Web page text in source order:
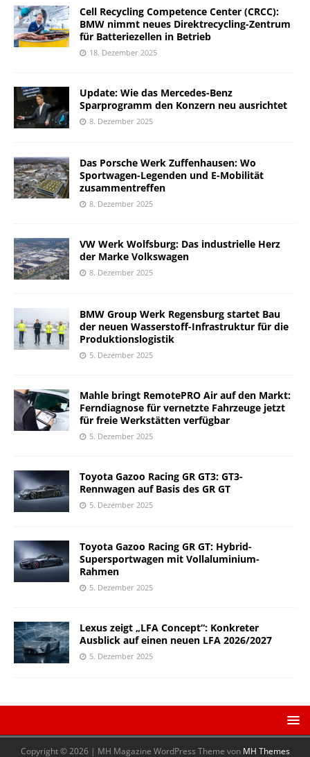
Cell Recycling Competence Center (CRCC):
BMW nimmt neues Direktrecycling-Zentrum
für Batteriezellen in Betrieb
18. Dezember 2025
Update: Wie das Mercedes-Benz
Sparprogramm den Konzern neu ausrichtet
8. Dezember 2025
Das Porsche Werk Zuffenhausen: Wo
Sportwagen-Legenden und E-Mobilität
zusammentreffen
8. Dezember 2025
VW Werk Wolfsburg: Das industrielle Herz
der Marke Volkswagen
8. Dezember 2025
BMW Group Werk Regensburg startet Bau
der neuen Wasserstoff-Infrastruktur für die
Produktionslogistik
5. Dezember 2025
Mahle bringt RemotePRO Air auf den Markt:
Ferndiagnose für vernetzte Fahrzeuge jetzt
für freie Werkstätten verfügbar
5. Dezember 2025
Toyota Gazoo Racing GR GT3: GT3-
Rennwagen auf Basis des GR GT
5. Dezember 2025
Toyota Gazoo Racing GR GT: Hybrid-
Supersportwagen mit Vollaluminium-
Rahmen
5. Dezember 2025
Lexus zeigt „LFA Concept“: Konkreter
Ausblick auf einen neuen LFA 2026/2027
5. Dezember 2025
Copyright © 2026 | MH Magazine WordPress Theme von MH Themes